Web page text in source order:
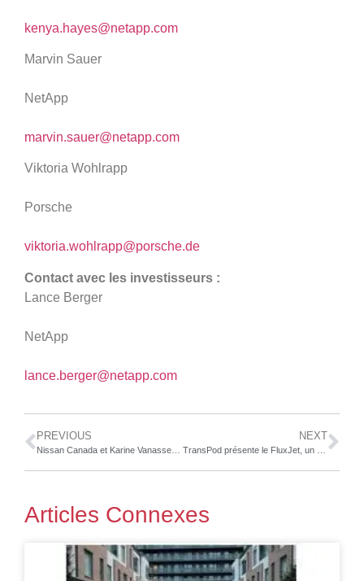
kenya.hayes@netapp.com
Marvin Sauer
NetApp
marvin.sauer@netapp.com
Viktoria Wohlrapp
Porsche
viktoria.wohlrapp@porsche.de
Contact avec les investisseurs :
Lance Berger
NetApp
lance.berger@netapp.com
PREVIOUS NEXT
Articles Connexes